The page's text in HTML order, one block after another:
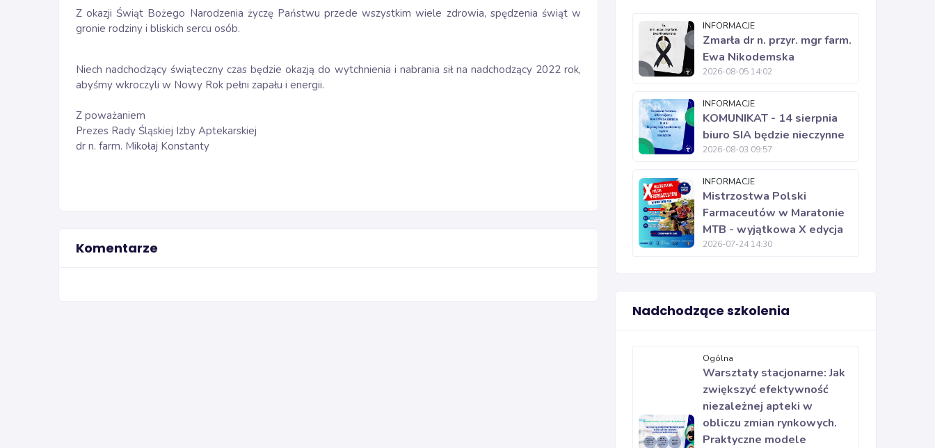
Z okazji Świąt Bożego Narodzenia życzę Państwu przede wszystkim wiele zdrowia, spędzenia świąt w
gronie rodziny i bliskich sercu osób.
Niech nadchodzący świąteczny czas będzie okazją do wytchnienia i nabrania sił na nadchodzący 2022 rok,
abyśmy wkroczyli w Nowy Rok pełni zapału i energii.
Z poważaniem
Prezes Rady Śląskiej Izby Aptekarskiej
dr n. farm. Mikołaj Konstanty
Komentarze
INFORMACJE
Zmarła dr n. przyr. mgr farm.
Ewa Nikodemska
2026-08-05 14:02
INFORMACJE
KOMUNIKAT - 14 sierpnia
biuro SIA będzie nieczynne
2026-08-03 09:57
INFORMACJE
Mistrzostwa Polski
Farmaceutów w Maratonie
MTB - wyjątkowa X edycja
2026-07-24 14:30
Nadchodzące szkolenia
Ogólna
Warsztaty stacjonarne: Jak
zwiększyć efektywność
niezależnej apteki w
obliczu zmian rynkowych.
Praktyczne modele